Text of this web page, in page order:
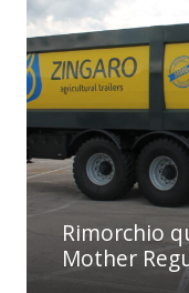
Rimorchio
Mother